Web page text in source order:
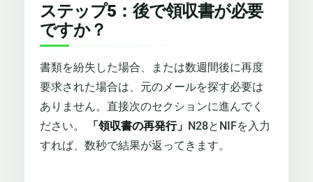
ステップ5：後で領収書が必要
ですか？
書類を紛失した場合、または数週間後に再度
要求された場合は、元のメールを探す必要は
ありません。直接次のセクションに進んでく
ださい。
「領収書の再発行」 N28とNIFを入力
すれば、数秒で結果が返ってきます。